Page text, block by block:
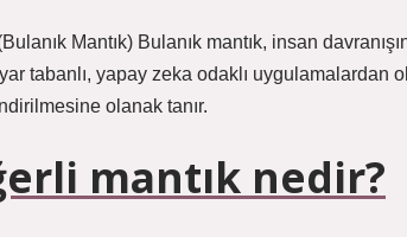
Mantık) Bulanık mantık, insan
tabanlı, yapay zeka odaklı uygulamalardan
olanak tanır.
mantık nedir?